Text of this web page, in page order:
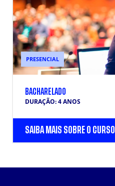
PRESENCIAL
BACHARELADO
DURAÇÃO: 4 ANOS
SAIBA MAIS SOBRE O CURSO